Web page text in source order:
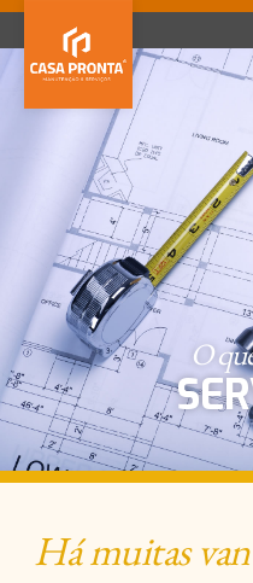
Home
Quem Somos
O
Há muitas